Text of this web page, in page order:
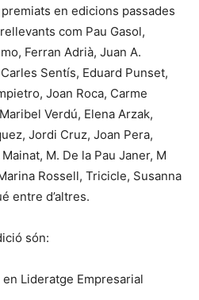
en edicions passades
com Pau Gasol,
Ferran Adrià, Juan A.
Sentís, Eduard Punset,
Joan Roca, Carme
Verdú, Elena Arzak,
Jordi Cruz, Joan Pera,
M. De la Pau Janer, M
Rossell, Tricicle, Susanna
entre d’altres.
són:
Lideratge Empresarial